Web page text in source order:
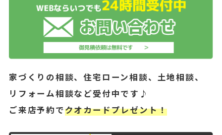
家づくりの相談、住宅ローン相談、土地相談、
リフォーム相談など受付中です♪
ご来店予約でクオカードプレゼント！